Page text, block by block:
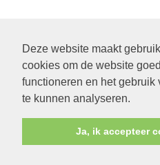
Deze website maakt
cookies om de website
functioneren en het gebruik
te kunnen analyseren.
Ja, ik accepteer
22 SEPTEMBER STARTDIENST
UUR IN DE ONTMOETING IN